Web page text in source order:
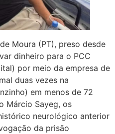
Moura (PT), preso desde
dinheiro para o PCC
por meio da empresa de
duas vezes na
em menos de 72
Márcio Sayeg, os
neurológico anterior
da prisão